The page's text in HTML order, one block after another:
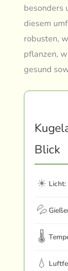
besonders
diesem
robusten,
pflanzen,
gesund
Blick
☀ Licht:
💦
🌡
💧